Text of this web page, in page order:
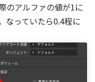
のアルファの値が1に
なっていたら0.4程に